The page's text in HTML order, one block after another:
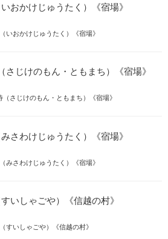
いおかけじゅうたく）《宿場》
さじけのもん・ともまち）《宿場》
みさわけじゅうたく）《宿場》
すいしゃごや）《信越の村》